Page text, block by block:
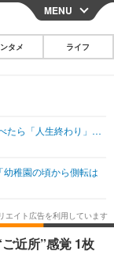
CLOSE
その他
韓国・芸能
スポーツ
グルメ
ョッピング
MENU
タメ ライフ
たら「人生終わり」…
幼稚園の頃から側転は
近所”感覚 1枚